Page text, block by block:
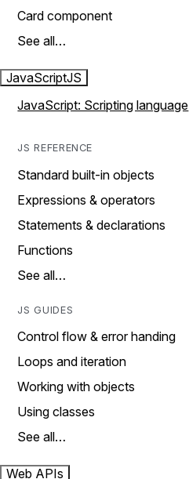
Card component
See all…
JavaScriptJS
JavaScript: Scripting language
JS REFERENCE
Standard built-in objects
Expressions & operators
Statements & declarations
Functions
See all…
JS GUIDES
Control flow & error handing
Loops and iteration
Working with objects
Using classes
See all…
Web APIs